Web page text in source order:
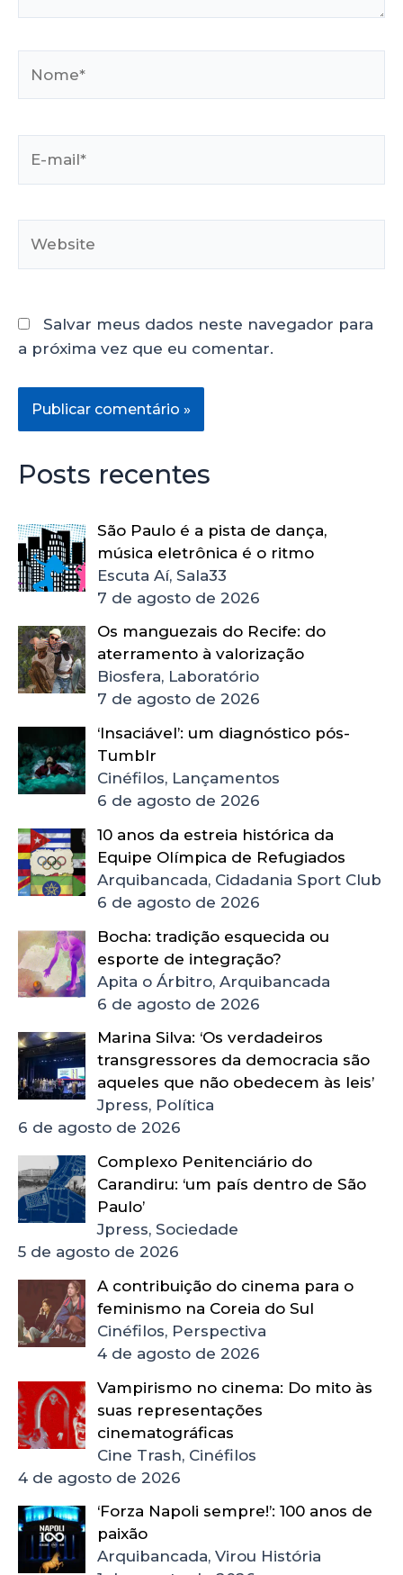
Salvar meus dados neste navegador para
a próxima vez que eu comentar.
Posts recentes
São Paulo é a pista de dança,
música eletrônica é o ritmo
Escuta Aí, Sala33
7 de agosto de 2026
Os manguezais do Recife: do
aterramento à valorização
Biosfera, Laboratório
7 de agosto de 2026
‘Insaciável’: um diagnóstico pós-
Tumblr
Cinéfilos, Lançamentos
6 de agosto de 2026
10 anos da estreia histórica da
Equipe Olímpica de Refugiados
Arquibancada, Cidadania Sport Club
6 de agosto de 2026
Bocha: tradição esquecida ou
esporte de integração?
Apita o Árbitro, Arquibancada
6 de agosto de 2026
Marina Silva: ‘Os verdadeiros
transgressores da democracia são
aqueles que não obedecem às leis’
Jpress, Política
6 de agosto de 2026
Complexo Penitenciário do
Carandiru: ‘um país dentro de São
Paulo’
Jpress, Sociedade
5 de agosto de 2026
A contribuição do cinema para o
feminismo na Coreia do Sul
Cinéfilos, Perspectiva
4 de agosto de 2026
Vampirismo no cinema: Do mito às
suas representações
cinematográficas
Cine Trash, Cinéfilos
4 de agosto de 2026
‘Forza Napoli sempre!’: 100 anos de
paixão
Arquibancada, Virou História